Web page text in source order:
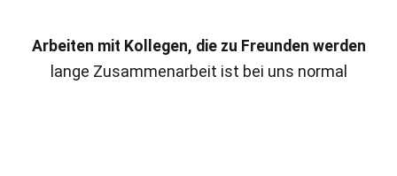
Arbeiten mit Kollegen, die zu Freunden werden
lange Zusammenarbeit ist bei uns normal